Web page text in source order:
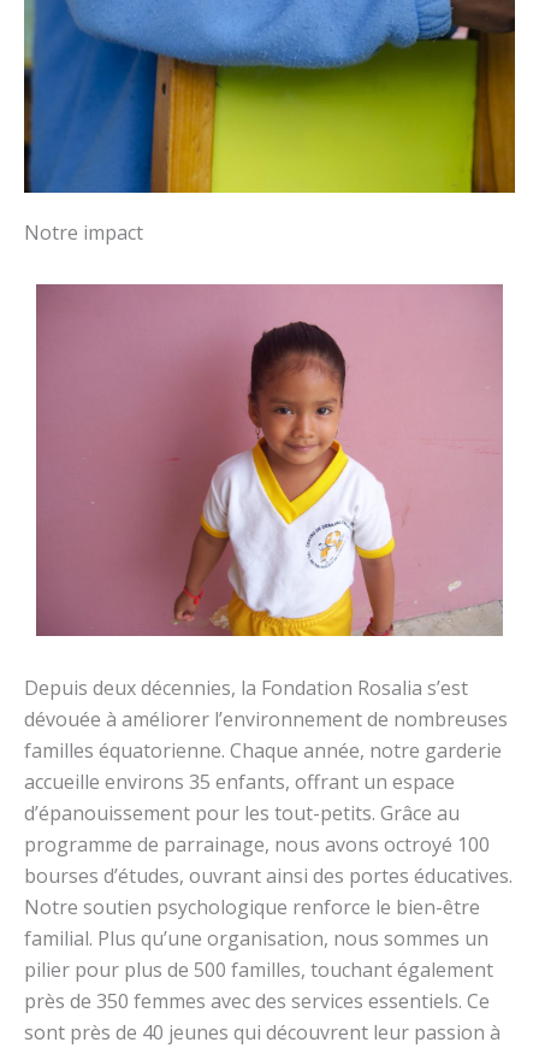
Notre impact
Depuis deux décennies, la Fondation Rosalia s’est
dévouée à améliorer l’environnement de nombreuses
familles équatorienne. Chaque année, notre garderie
accueille environs 35 enfants, offrant un espace
d’épanouissement pour les tout-petits. Grâce au
programme de parrainage, nous avons octroyé 100
bourses d’études, ouvrant ainsi des portes éducatives.
Notre soutien psychologique renforce le bien-être
familial. Plus qu’une organisation, nous sommes un
pilier pour plus de 500 familles, touchant également
près de 350 femmes avec des services essentiels. Ce
sont près de 40 jeunes qui découvrent leur passion à